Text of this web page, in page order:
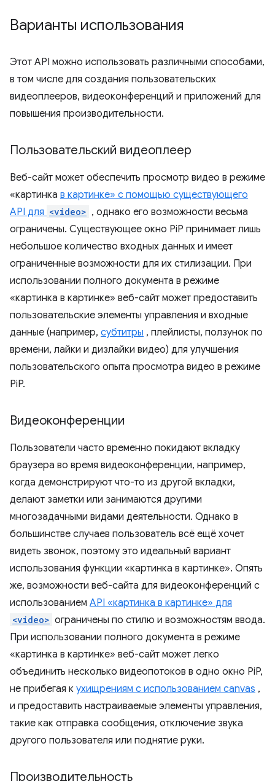
Варианты использования
Этот API можно использовать различными способами,
в том числе для создания пользовательских
видеоплееров, видеоконференций и приложений для
повышения производительности.
Пользовательский видеоплеер
Веб-сайт может обеспечить просмотр видео в режиме
«картинка в картинке» с помощью существующего
API для <video> , однако его возможности весьма
ограничены. Существующее окно PiP принимает лишь
небольшое количество входных данных и имеет
ограниченные возможности для их стилизации. При
использовании полного документа в режиме
«картинка в картинке» веб-сайт может предоставить
пользовательские элементы управления и входные
данные (например, субтитры , плейлисты, ползунок по
времени, лайки и дизлайки видео) для улучшения
пользовательского опыта просмотра видео в режиме
PiP.
Видеоконференции
Пользователи часто временно покидают вкладку
браузера во время видеоконференции, например,
когда демонстрируют что-то из другой вкладки,
делают заметки или занимаются другими
многозадачными видами деятельности. Однако в
большинстве случаев пользователь всё ещё хочет
видеть звонок, поэтому это идеальный вариант
использования функции «картинка в картинке». Опять
же, возможности веб-сайта для видеоконференций с
использованием API «картинка в картинке» для
<video> ограничены по стилю и возможностям ввода.
При использовании полного документа в режиме
«картинка в картинке» веб-сайт может легко
объединить несколько видеопотоков в одно окно PiP,
не прибегая к ухищрениям с использованием canvas ,
и предоставить настраиваемые элементы управления,
такие как отправка сообщения, отключение звука
другого пользователя или поднятие руки.
Производительность